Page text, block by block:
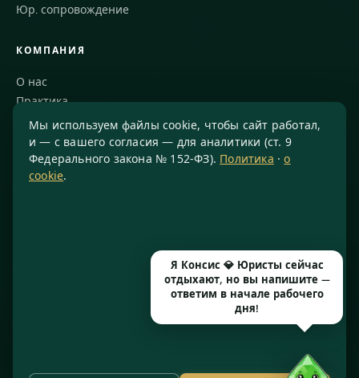
Юр. сопровождение
КОМПАНИЯ
О нас
Практика
Блог
Команда
Благодарности
Москва, Варшавское шоссе, д. 1А, помещение 14/7
© 2016–2026 ООО «КОНСИС» · ИНН 7724372334 · КПП 772601001
Мы используем файлы cookie, чтобы сайт работал,
и — с вашего согласия — для аналитики (ст. 9
Федерального закона № 152-ФЗ). Политика ·о
cookie.
Я Консис 💎 Юристы сейчас
отдыхают, но вы напишите —
ответим в начале рабочего
дня!